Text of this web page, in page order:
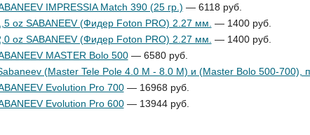
IMPRESSIA Match 390 (25 гр.) — 6118 руб.
oz SABANEEV (Фидер Foton PRO) 2.27 мм. — 1400 руб.
oz SABANEEV (Фидер Foton PRO) 2.27 мм. — 1400 руб.
MASTER Bolo 500— 6580 руб.
(Master Tele Pole 4.0 M - 8.0 М) и (Master Bolo 500-700),
Evolution Pro 700— 16968 руб.
Evolution Pro 600— 13944 руб.